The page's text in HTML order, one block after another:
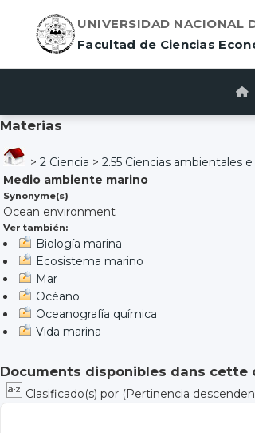
UNIVERSIDAD NACIONAL
Facultad de Ciencias
Materias
> 2 Ciencia > 2.55 Ciencias ambientales
Medio ambiente marino
Synonyme(s)
Ocean environment
Ver también:
Biología marina
Ecosistema marino
Mar
Océano
Oceanografía química
Vida marina
Documents disponibles dans cette
Clasificado(s) por (Pertinencia